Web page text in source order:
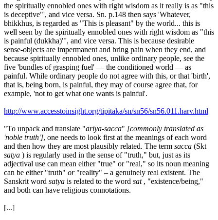
the spiritually ennobled ones with right wisdom as it really is as "this
is deceptive"', and vice versa. Sn. p.148 then says 'Whatever,
bhikkhus, is regarded as "This is pleasant" by the world... this is
well seen by the spiritually ennobled ones with right wisdom as "this
is painful (dukkha)"', and vice versa. This is because desirable
sense-objects are impermanent and bring pain when they end, and
because spiritually ennobled ones, unlike ordinary people, see the
five 'bundles of grasping fuel' — the conditioned world — as
painful. While ordinary people do not agree with this, or that 'birth',
that is, being born, is painful, they may of course agree that, for
example, 'not to get what one wants is painful'.
http://www.accesstoinsight.org/tipitaka/sn/sn56/sn56.011.harv.html
"To unpack and translate "ariya-sacca" [commonly translated as
'noble truth'], one needs to look first at the meanings of each word
and then how they are most plausibly related. The term sacca (Skt
satya ) is regularly used in the sense of "truth," but, just as its
adjectival use can mean either "true" or "real," so its noun meaning
can be either "truth" or "reality" – a genuinely real existent. The
Sanskrit word satya is related to the word sat , "existence/being,"
and both can have religious connotations.
[...]